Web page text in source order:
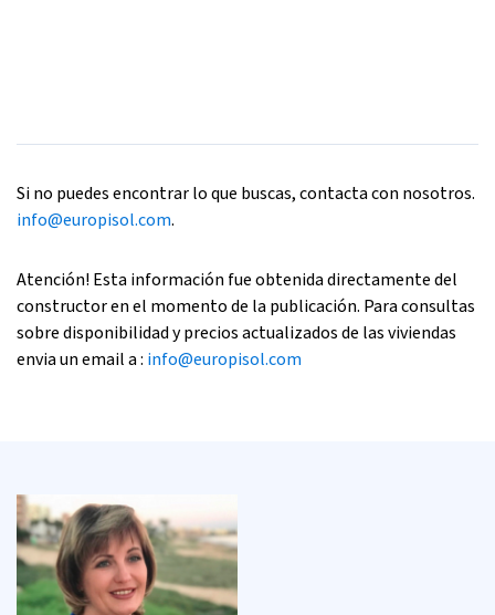
Si no puedes encontrar lo que buscas, contacta con nosotros.
info@europisol.com.
Atención! Esta información fue obtenida directamente del
constructor en el momento de la publicación. Para consultas
sobre disponibilidad y precios actualizados de las viviendas
envia un email a : info@europisol.com